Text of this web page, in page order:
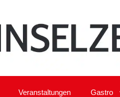
Veranstaltungen Gastro